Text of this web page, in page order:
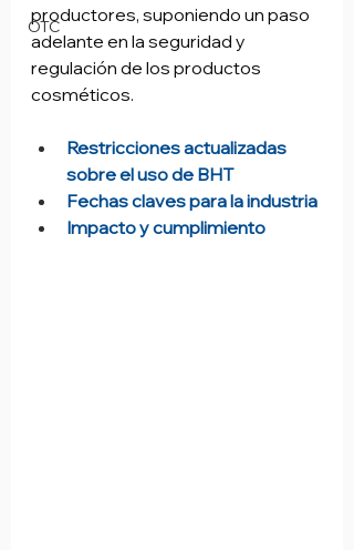
OTC
productores, suponiendo un paso
adelante en la seguridad y
regulación de los productos
cosméticos.
Restricciones actualizadas
sobre el uso de BHT
Fechas claves para la industria
Impacto y cumplimiento